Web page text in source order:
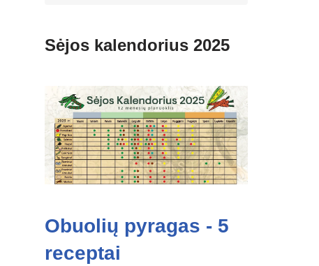
Sėjos kalendorius 2025
Obuolių pyragas - 5
receptai